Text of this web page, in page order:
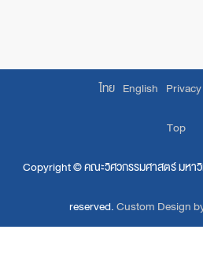
ไทย English Privacy
Top
Copyright ©คณะวิศวกรรมศาสตร์ มหา
reserved.Custom Design